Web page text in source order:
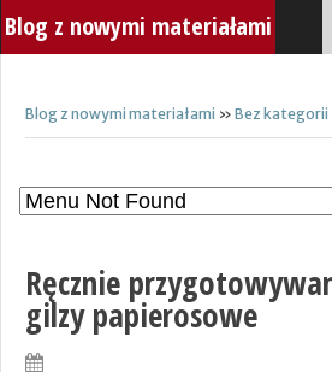
Blog z nowymi materiałami
Blog z nowymi materiałami » Bez kategorii
Ręcznie
gilzy papierosowe